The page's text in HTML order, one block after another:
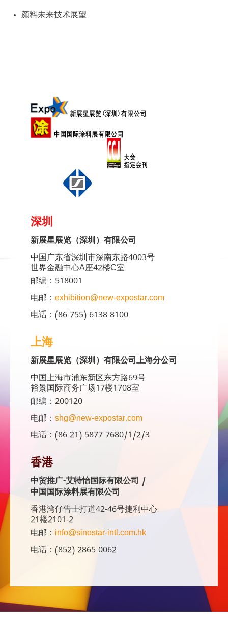
颜料未来技术展望
深圳
新展星展览（深圳）有限公司
中国广东省深圳市深南东路4003号
世界金融中心A座42楼C室
邮编：518001
电邮： exhibition@new-expostar.com
电话：(86 755) 6138 8100
上海
新展星展览（深圳）有限公司上海分公司
中国上海市浦东新区东方路69号
裕景国际商务广场17楼1708室
邮编：200120
电邮： shg@new-expostar.com
电话：(86 21) 5877 7680/1/2/3
香港
中贸推广-艾特怡国际有限公司 /
中国国际涂料展有限公司
香港湾仔告士打道42-46号捷利中心
21楼2101-2
电邮： info@sinostar-intl.com.hk
电话：(852) 2865 0062